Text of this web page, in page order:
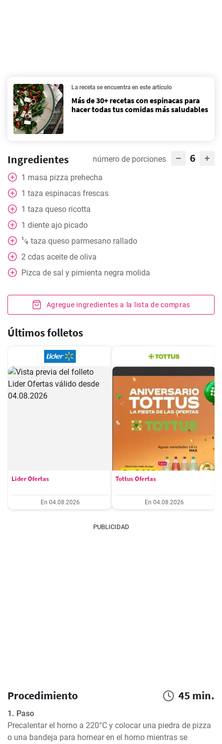
La receta se encuentra en este artículo
Más de 30+ recetas con espinacas para
hacer todas tus comidas más saludables
Ingredientes número de porciones 6
1 masa pizza prehecha
1 taza espinacas frescas
1 taza queso ricotta
1 diente ajo picado
1⁄4 taza queso parmesano rallado
2 cdas aceite de oliva
Pizca de sal y pimienta negra molida
Agregue ingredientes a la lista de compras
Últimos folletos
Lider Ofertas
En 04.08.2026
Tottus Ofertas
En 04.08.2026
PUBLICIDAD
Procedimiento 45 min.
1. Paso
Precalentar el horno a 220°C y colocar una piedra de pizza
o una bandeja para hornear en el horno mientras se